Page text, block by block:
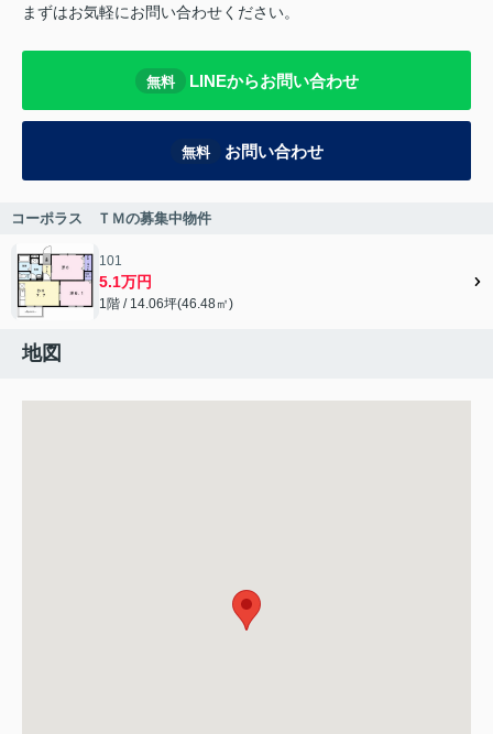
まずはお気軽にお問い合わせください。
無料 LINEからお問い合わせ
無料 お問い合わせ
コーポラス ＴＭの募集中物件
101
5.1万円
1階 / 14.06坪(46.48㎡)
地図